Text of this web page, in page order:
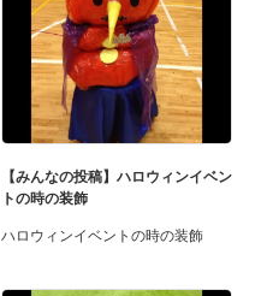
【みんなの投稿】ハロウィンイベン
トの時の装飾
ハロウィンイベントの時の装飾